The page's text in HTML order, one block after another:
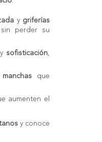
y griferías
perder su
y sofisticación,
que
aumenten el
y conoce